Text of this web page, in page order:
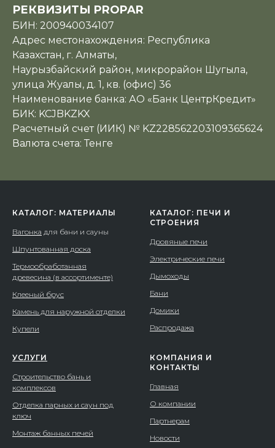
РЕКВИЗИТЫ PROPAR
БИН: 200940034107
Адрес местонахождения: Республика
Казахстан, г. Алматы,
Наурызбайский район, микрорайон Шугыла,
улица Жуалы, д. 1, кв. (офис) 36
Наименование банка: АО «Банк ЦентрКредит»
БИК: KCJBKZKX
Расчетный счет (ИИК) № KZ228562203109365624
Валюта счета: Тенге
КАТАЛОГ: МАТЕРИАЛЫ
Вагонка для бани и сауны
Шпунтованная доска
Термообработанная
древесина (в ассортименте)
Клееный брус
Камень для наружной отделки
Купели
КАТАЛОГ: ПЕЧИ И
СТРОЕНИЯ
Дровяные печи
Электрические печи
Дымоходы
Бани
Домики
Распродажа
УСЛУГИ
Строительство бань и
комплексов
Отделка парных и саун под
ключ
Монтаж банных печей
КОМПАНИЯ И
КОНТАКТЫ
Главная
О компании
Партнерам
Новости